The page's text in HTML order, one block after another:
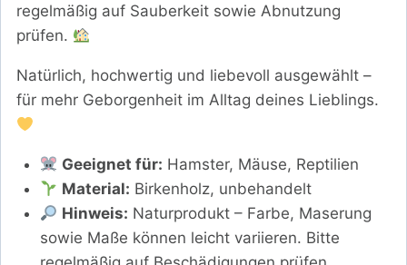
regelmäßig auf Sauberkeit sowie Abnutzung
prüfen.
Natürlich, hochwertig und liebevoll ausgewählt –
für mehr Geborgenheit im Alltag deines Lieblings.
Geeignet für: Hamster, Mäuse, Reptilien
Material: Birkenholz, unbehandelt
Hinweis: Naturprodukt – Farbe, Maserung
sowie Maße können leicht variieren. Bitte